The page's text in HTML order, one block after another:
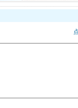
国家大学科技园优化